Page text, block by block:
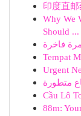
印度直
Why We
Should ...
Tempat
Urgent
متطورة
Cầu Lô
88m: